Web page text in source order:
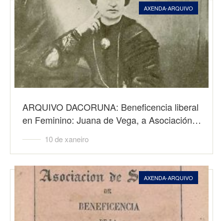
AXENDA-ARQUIVO
ARQUIVO DACORUNA: Beneficencia liberal
en Feminino: Juana de Vega, a Asociación…
10 de xaneiro
AXENDA-ARQUIVO